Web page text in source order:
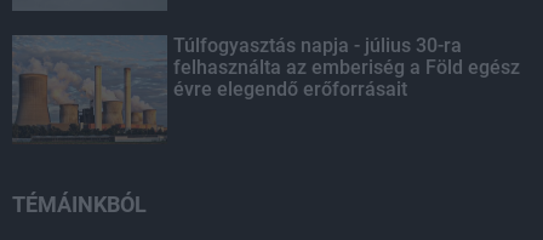
Túlfogyasztás napja - július 30-ra
felhasználta az emberiség a Föld egész
évre elegendő erőforrásait
TÉMÁINKBÓL